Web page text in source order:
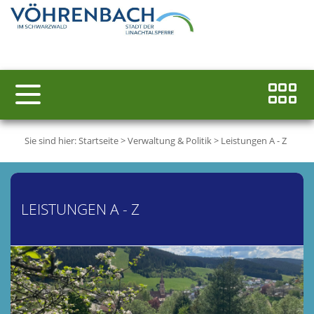
Sie sind hier:Startseite>Verwaltung & Politik> Leistungen A - Z
LEISTUNGEN A - Z